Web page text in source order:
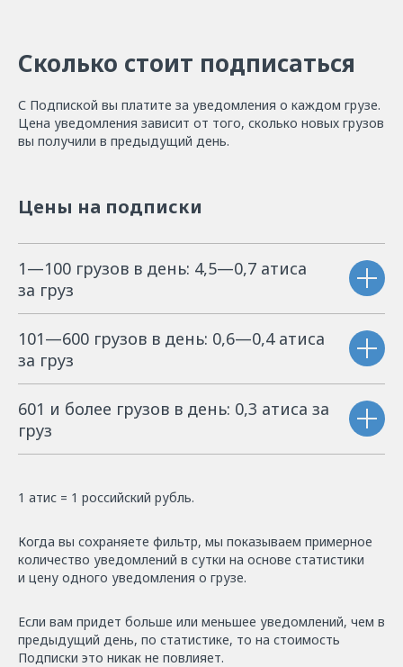
Сколько стоит подписаться
С Подпиской вы платите за уведомления о каждом грузе.
Цена уведомления зависит от того, сколько новых грузов
вы получили в предыдущий день.
Цены на подписки
1—100 грузов в день: 4,5—0,7 атиса
за груз
101—600 грузов в день: 0,6—0,4 атиса
за груз
601 и более грузов в день: 0,3 атиса за
груз
1 атис = 1 российский рубль.
Когда вы сохраняете фильтр, мы показываем примерное
количество уведомлений в сутки на основе статистики
и цену одного уведомления о грузе.
Если вам придет больше или меньшее уведомлений, чем в
предыдущий день, по статистике, то на стоимость
Подписки это никак не повлияет.